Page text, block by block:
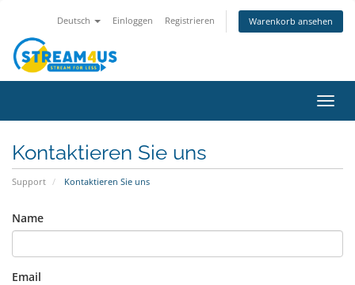
Deutsch Einloggen Registrieren Warenkorb ansehen
ein-/
Kontaktieren Sie uns
Support Kontaktieren Sie uns
Name
Email